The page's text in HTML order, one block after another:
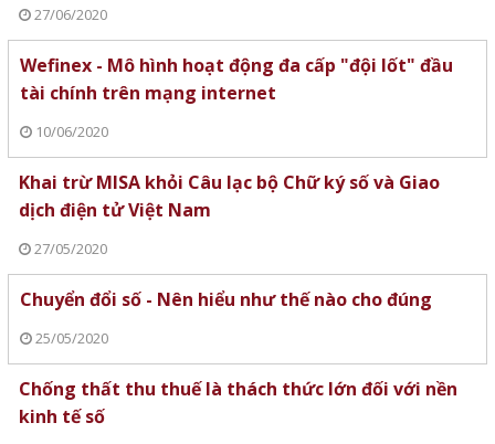
27/06/2020
Wefinex - Mô hình hoạt động đa cấp "đội lốt" đầu
tài chính trên mạng internet
10/06/2020
Khai trừ MISA khỏi Câu lạc bộ Chữ ký số và Giao
dịch điện tử Việt Nam
27/05/2020
Chuyển đổi số - Nên hiểu như thế nào cho đúng
25/05/2020
Chống thất thu thuế là thách thức lớn đối với nền
kinh tế số